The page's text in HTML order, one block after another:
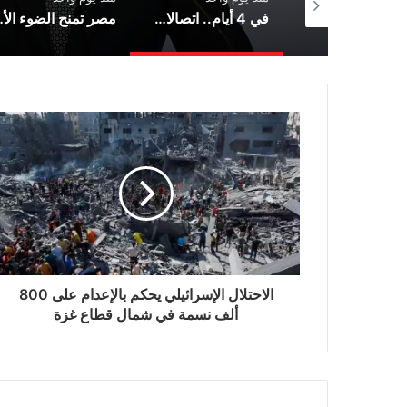
في 4 أيام.. اتصالات مكثفة لفيدان تتناول جهود إنهاء الصراعات بالمنطقة مصر تمنح
الاحتلال الإسرائيلي يحكم بالإعدام على 800
ألف نسمة في شمال قطاع غزة